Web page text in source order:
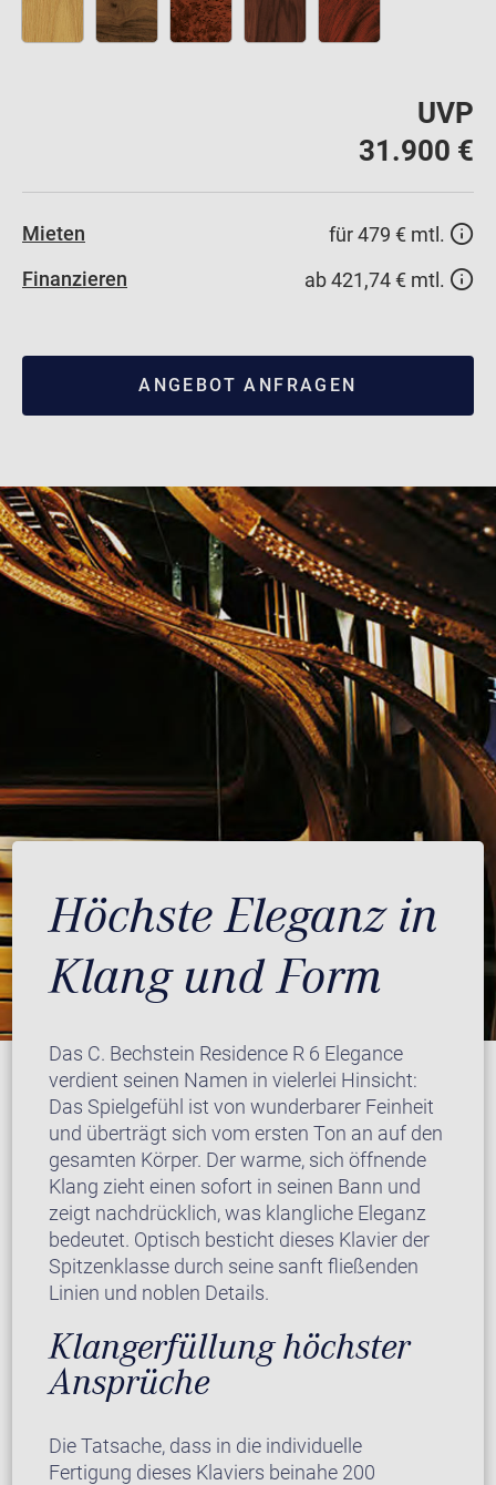
UVP
31.900 €
Mieten
für 479 € mtl.
Finanzieren
ab 421,74 € mtl.
ANGEBOT ANFRAGEN
Höchste Eleganz in
Klang und Form
Das C. Bechstein Residence R 6 Elegance
verdient seinen Namen in vielerlei Hinsicht:
Das Spielgefühl ist von wunderbarer Feinheit
und überträgt sich vom ersten Ton an auf den
gesamten Körper. Der warme, sich öffnende
Klang zieht einen sofort in seinen Bann und
zeigt nachdrücklich, was klangliche Eleganz
bedeutet. Optisch besticht dieses Klavier der
Spitzenklasse durch seine sanft fließenden
Linien und noblen Details.
Klangerfüllung höchster
Ansprüche
Die Tatsache, dass in die individuelle
Fertigung dieses Klaviers beinahe 200